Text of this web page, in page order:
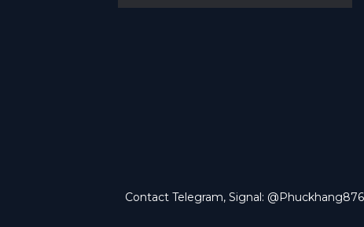
Contact Telegram, Signal: @Phuckhang876